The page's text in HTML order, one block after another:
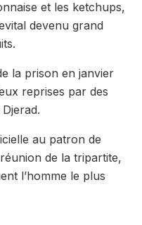
et les ketchups,
devenu grand
la prison en janvier
reprises par des
au patron de
de la tripartite,
l’homme le plus